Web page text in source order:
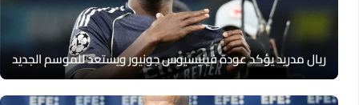
ريال مدريد يؤكد عودة فينيسيوس جونيور ويستعد للموسم الجديد